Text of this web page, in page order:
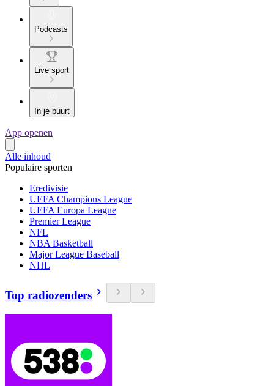
Podcasts
Live sport
In je buurt
App openen
Alle inhoud
Populaire sporten
Eredivisie
UEFA Champions League
UEFA Europa League
Premier League
NFL
NBA Basketball
Major League Baseball
NHL
Top radiozenders